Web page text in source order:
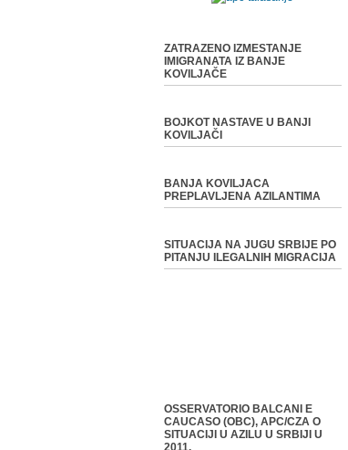
ZATRAZENO IZMESTANJE
IMIGRANATA IZ BANJE
KOVILJAČE
BOJKOT NASTAVE U BANJI
KOVILJAČI
BANJA KOVILJACA
PREPLAVLJENA AZILANTIMA
SITUACIJA NA JUGU SRBIJE PO
PITANJU ILEGALNIH MIGRACIJA
OSSERVATORIO BALCANI E
CAUCASO (OBC), APC/CZA O
SITUACIJI U AZILU U SRBIJI U
2011.